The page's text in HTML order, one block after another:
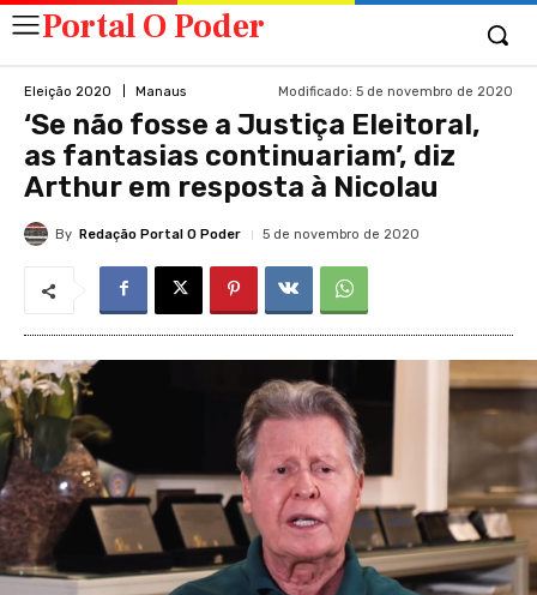
Portal O Poder
Eleição 2020 Manaus Modificado: 5 de novembro de 2020
‘Se não fosse a Justiça Eleitoral,
as fantasias continuariam’, diz
Arthur em resposta à Nicolau
By Redação Portal O Poder 5 de novembro de 2020